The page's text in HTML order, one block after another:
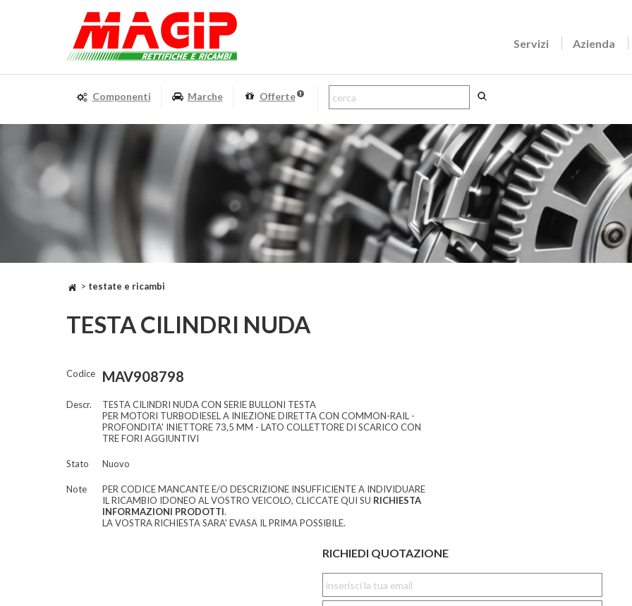
Servizi Azienda
Componenti Marche Offerte
> testate e ricambi
TESTA CILINDRI NUDA
Codice MAV908798
Descr.
TESTA CILINDRI NUDA CON SERIE BULLONI TESTA
PER MOTORI TURBODIESEL A INIEZIONE DIRETTA CON COMMON-RAIL -
PROFONDITA' INIETTORE 73,5 MM - LATO COLLETTORE DI SCARICO CON
TRE FORI AGGIUNTIVI
Stato Nuovo
Note
PER CODICE MANCANTE E/O DESCRIZIONE INSUFFICIENTE A INDIVIDUARE
IL RICAMBIO IDONEO AL VOSTRO VEICOLO, CLICCATE QUI SU RICHIESTA
INFORMAZIONI PRODOTTI.
LA VOSTRA RICHIESTA SARA' EVASA IL PRIMA POSSIBILE.
RICHIEDI QUOTAZIONE